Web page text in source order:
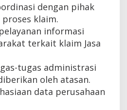
dengan pihak
klaim.
informasi
terkait klaim Jasa
tugas administrasi
oleh atasan.
data perusahaan